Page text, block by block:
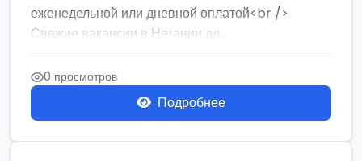
еженедельной или дневной оплатой<br />
Свежие вакансии в Нетании дл...
0 просмотров
Подробнее